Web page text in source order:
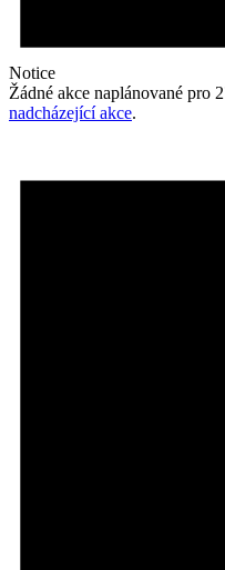
Notice
Žádné akce naplánované pro
nadcházející akce.